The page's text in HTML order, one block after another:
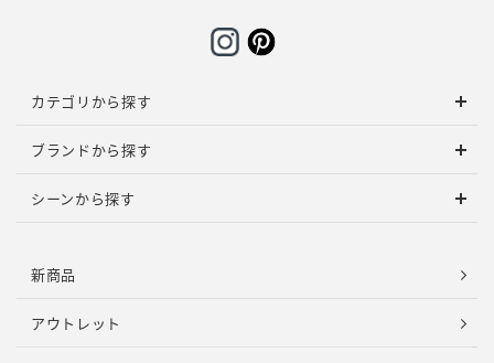
カテゴリから探す
ブランドから探す
シーンから探す
新商品
アウトレット